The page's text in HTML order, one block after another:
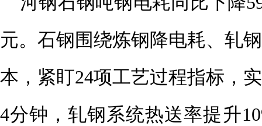
元。石钢围绕炼钢降电耗、轧
本，紧盯24项工艺过程指标，
4分钟，轧钢系统热送率提升